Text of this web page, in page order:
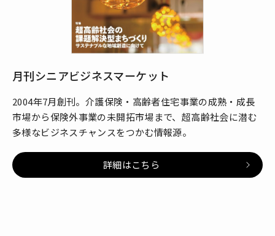
月刊シニアビジネスマーケット
2004年7月創刊。介護保険・高齢者住宅事業の成熟・成長
市場から保険外事業の未開拓市場まで、超高齢社会に潜む
多様なビジネスチャンスをつかむ情報源。
詳細はこちら